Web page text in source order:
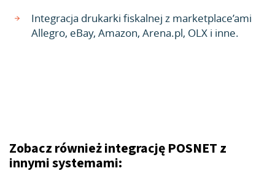
Integracja drukarki fiskalnej z marketplace’ami
Allegro, eBay, Amazon, Arena.pl, OLX i inne.
Zobacz również integrację POSNET z
innymi systemami: